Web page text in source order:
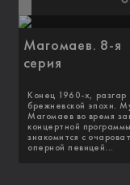
Магомаев. 8-я
серия
Конец 1960-х, разгар
брежневской эпохи.
Магомаев во время
концертной программы
знакомится с
оперной певицей...